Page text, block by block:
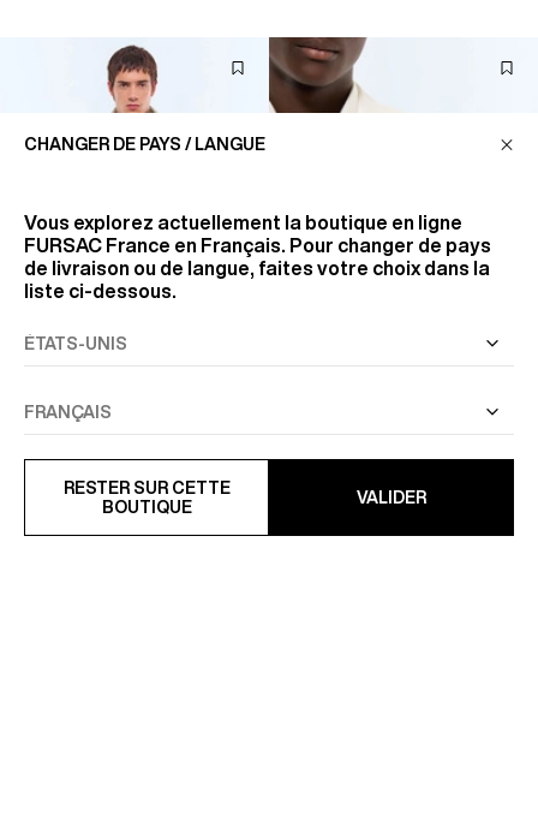
PARKA EN TISSU TECHNIQUE
COSTUME AJUSTÉ EN
-37%
CHANGER DE PAYS / LANGUE
Vous explorez actuellement la boutique en ligne
FURSAC France en Français. Pour changer de pays
de livraison ou de langue, faites votre choix dans la
liste ci-dessous.
RESTER SUR CETTE
BOUTIQUE
VALIDER